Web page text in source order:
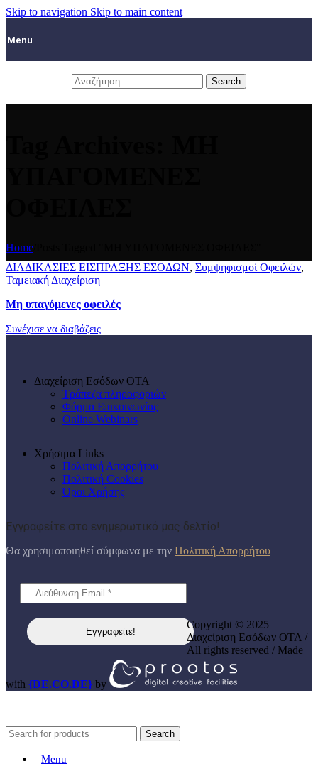
Skip to navigation Skip to main content
Menu
Search
Home
ΔΙΑΔΙΚΑΣΙΕΣ ΕΙΣΠΡΑΞΗΣ ΕΣΟΔΩΝ, Συμψηφισμοί Οφειλών,
Ταμειακή Διαχείριση
Μη υπαγόμενες οφειλές
Συνέχισε να διαβάζεις
Διαχείριση Εσόδων ΟΤΑ
Τράπεζα πληροφοριών
Φόρμα Επικοινωνίας
Online Webinars
Χρήσιμα Links
Πολιτική Απορρήτου
Πολιτική Cookies
Όροι Χρήσης
Εγγραφείτε στο ενημερωτικό μας δελτίο!
Θα χρησιμοποιηθεί σύμφωνα με την Πολιτική Απορρήτου
Copyright © 2025
Διαχείριση Εσόδων ΟΤΑ /
All rights reserved / Made
with {DE.CO.DE} by
Search
Menu